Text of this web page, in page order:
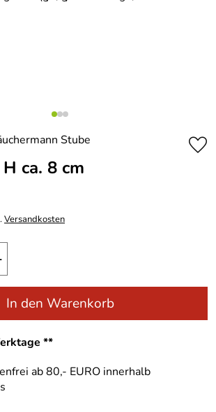
ca. 8 cm
Versandkosten
In den Warenkorb
**
ab 80,- EURO innerhalb